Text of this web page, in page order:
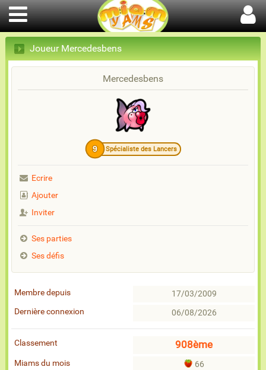
Joueur Mercedesbens
Mercedesbens
9 Spécialiste des Lancers
Ecrire
Ajouter
Inviter
Ses parties
Ses défis
Membre depuis
17/03/2009
Dernière connexion
06/08/2026
Classement 908ème
Miams du mois 66